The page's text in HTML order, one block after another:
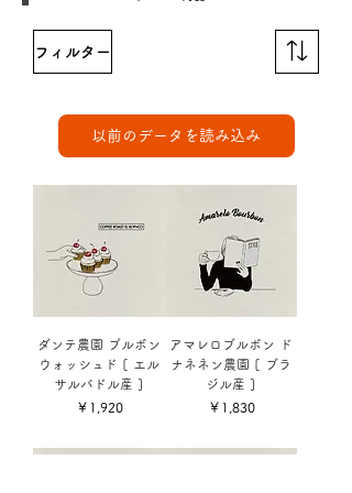
フィルター
以前のデータを読み込み
ダンテ農園 ブルボン
ウォッシュド [ エル
サルバドル産 ]
価格
￥1,920
アマレロブルボン ド
ナネネン農園 [ ブラ
ジル産 ]
価格
￥1,830